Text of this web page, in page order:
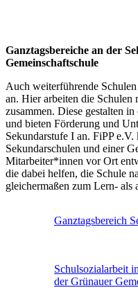
Ganztagsbereiche an der
Gemeinschaftschule
Auch weiterführende
an. Hier arbeiten die Schulen
zusammen. Diese gestalten
und bieten Förderung und
Sekundarstufe I an. FiPP
Sekundarschulen und einer
Mitarbeiter*innen vor Ort
die dabei helfen, die Schule
gleichermaßen zum Lern-
Ganztagsbereich
Schulsozialarbeit
der Grünauer